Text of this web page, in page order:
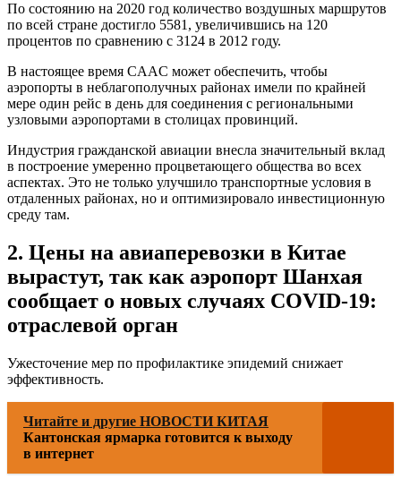
По состоянию на 2020 год количество воздушных маршрутов
по всей стране достигло 5581, увеличившись на 120
процентов по сравнению с 3124 в 2012 году.
В настоящее время CAAC может обеспечить, чтобы
аэропорты в неблагополучных районах имели по крайней
мере один рейс в день для соединения с региональными
узловыми аэропортами в столицах провинций.
Индустрия гражданской авиации внесла значительный вклад
в построение умеренно процветающего общества во всех
аспектах. Это не только улучшило транспортные условия в
отдаленных районах, но и оптимизировало инвестиционную
среду там.
2. Цены на авиаперевозки в Китае
вырастут, так как аэропорт Шанхая
сообщает о новых случаях COVID-19:
отраслевой орган
Ужесточение мер по профилактике эпидемий снижает
эффективность.
Читайте и другие НОВОСТИ КИТАЯ
Кантонская ярмарка готовится к выходу
в интернет